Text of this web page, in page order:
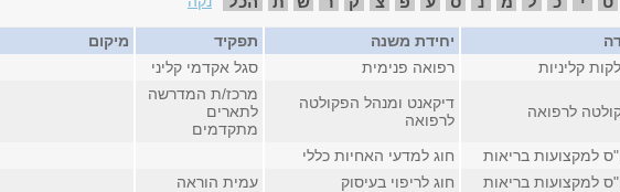
יחידת משנה תפקיד מיקום
קליניות רפואה פנימית סגל אקדמי קליני
לרפואה
דיקאנט ומנהל הפקולטה
לרפואה
מרכז/ת המדרשה
לתארים
מתקדמים
למקצועות בריאות
חוג למדעי האחיות כללי
למקצועות בריאות חוג לריפוי בעיסוק עמית הוראה